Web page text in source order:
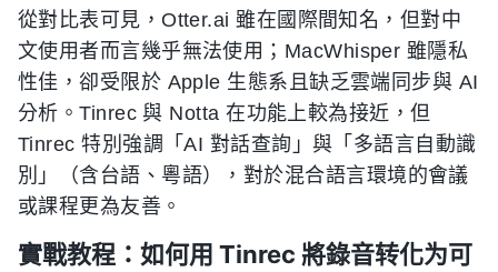
從對比表可見，Otter.ai 雖在國際間知名，但對中
文使用者而言幾乎無法使用；MacWhisper 雖隱私
性佳，卻受限於 Apple 生態系且缺乏雲端同步與 AI
分析。Tinrec 與 Notta 在功能上較為接近，但
Tinrec 特別強調「AI 對話查詢」與「多語言自動識
別」（含台語、粵語），對於混合語言環境的會議
或課程更為友善。
實戰教程：如何用 Tinrec 將錄音转化为可